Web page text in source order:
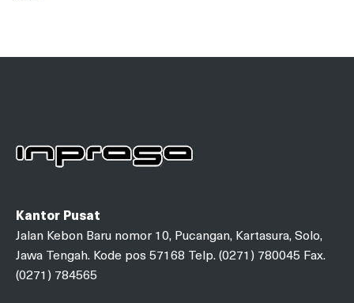
Kantor Pusat
Jalan Kebon Baru nomor 10, Pucangan, Kartasura, Solo,
Jawa Tengah. Kode pos 57168 Telp. (0271) 780045 Fax.
(0271) 784565